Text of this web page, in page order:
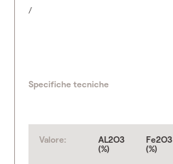
/
Specifiche tecniche
Valore:
AL2O3
(%)
Fe2O3
(%)